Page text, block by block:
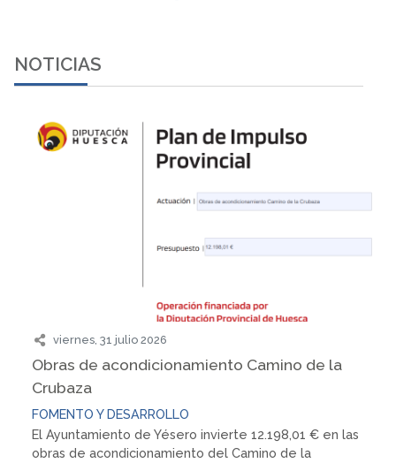
NOTICIAS
viernes, 31 julio 2026
Obras de acondicionamiento Camino de la
Crubaza
FOMENTO Y DESARROLLO
El Ayuntamiento de Yésero invierte 12.198,01 € en las
obras de acondicionamiento del Camino de la